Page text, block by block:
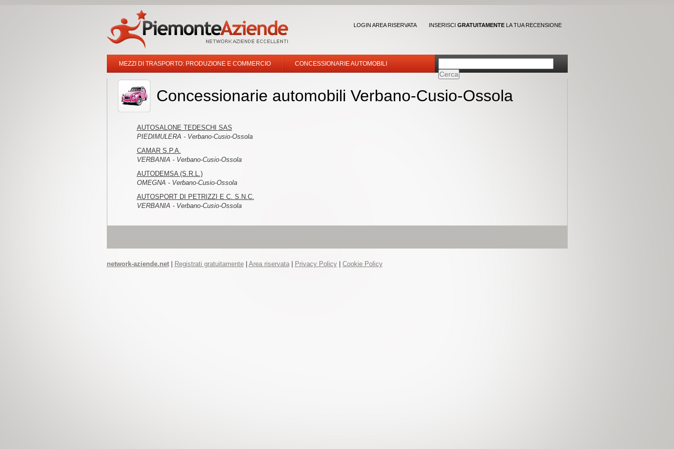
LOGIN AREA RISERVATA INSERISCI GRATUITAMENTELA TUA RECENSIONE
MEZZI DI TRASPORTO: PRODUZIONE E COMMERCIO CONCESSIONARIE AUTOMOBILI
Concessionarie automobili Verbano-Cusio-Ossola
AUTOSALONE TEDESCHI SAS
PIEDIMULERA - Verbano-Cusio-Ossola
CAMAR S.P.A.
VERBANIA - Verbano-Cusio-Ossola
AUTODEMSA (S.R.L.)
OMEGNA - Verbano-Cusio-Ossola
AUTOSPORT DI PETRIZZI E C. S.N.C.
VERBANIA - Verbano-Cusio-Ossola
network-aziende.net| Registrati gratuitamente| Area riservata| Privacy Policy| Cookie Policy